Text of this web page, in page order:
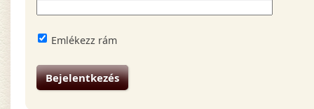
Emlékezz rám